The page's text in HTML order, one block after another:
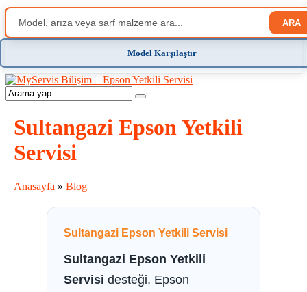
ARA
Model Karşılaştır
Sultangazi Epson Yetkili
Servisi
Anasayfa » Blog
Sultangazi Epson Yetkili Servisi
Sultangazi Epson Yetkili
Servisi desteği, Epson